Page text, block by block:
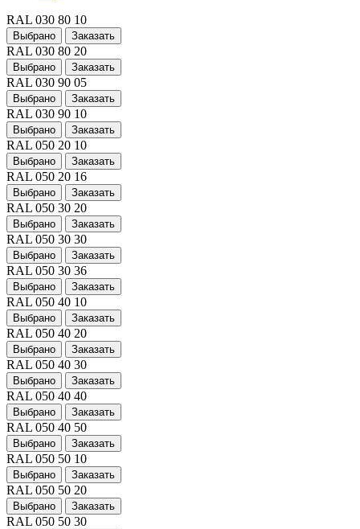
RAL 030 80 10
Выбрано Заказать
RAL 030 80 20
Выбрано Заказать
RAL 030 90 05
Выбрано Заказать
RAL 030 90 10
Выбрано Заказать
RAL 050 20 10
Выбрано Заказать
RAL 050 20 16
Выбрано Заказать
RAL 050 30 20
Выбрано Заказать
RAL 050 30 30
Выбрано Заказать
RAL 050 30 36
Выбрано Заказать
RAL 050 40 10
Выбрано Заказать
RAL 050 40 20
Выбрано Заказать
RAL 050 40 30
Выбрано Заказать
RAL 050 40 40
Выбрано Заказать
RAL 050 40 50
Выбрано Заказать
RAL 050 50 10
Выбрано Заказать
RAL 050 50 20
Выбрано Заказать
RAL 050 50 30